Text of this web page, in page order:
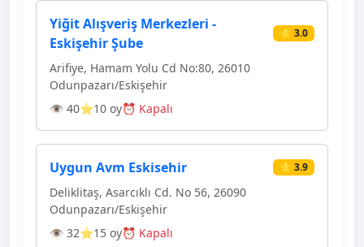
Yiğit Alışveriş Merkezleri -
Eskişehir Şube
⭐ 3.0
Arifiye, Hamam Yolu Cd No:80, 26010
Odunpazarı/Eskişehir
👁 40⭐10 oy⏰ Kapalı
Uygun Avm Eskisehir ⭐ 3.9
Deliklitaş, Asarcıklı Cd. No 56, 26090
Odunpazarı/Eskişehir
👁 32⭐15 oy⏰ Kapalı